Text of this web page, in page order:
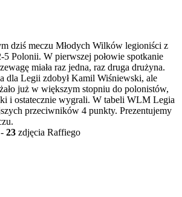
dziś meczu Młodych Wilków legioniści z
Polonii. W pierwszej połowie spotkanie
miała raz jedna, raz druga drużyna.
dla Legii zdobył Kamil Wiśniewski, ale
już w większym stopniu do polonistów,
i ostatecznie wygrali. W tabeli WLM Legia
przeciwników 4 punkty. Prezentujemy
- 23 zdjęcia Raffiego